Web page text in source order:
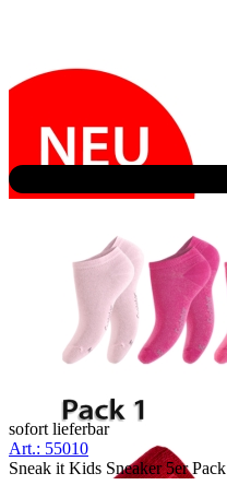
sofort lieferbar
Art.: 55010
Sneak it Kids Sneaker 5er Pack